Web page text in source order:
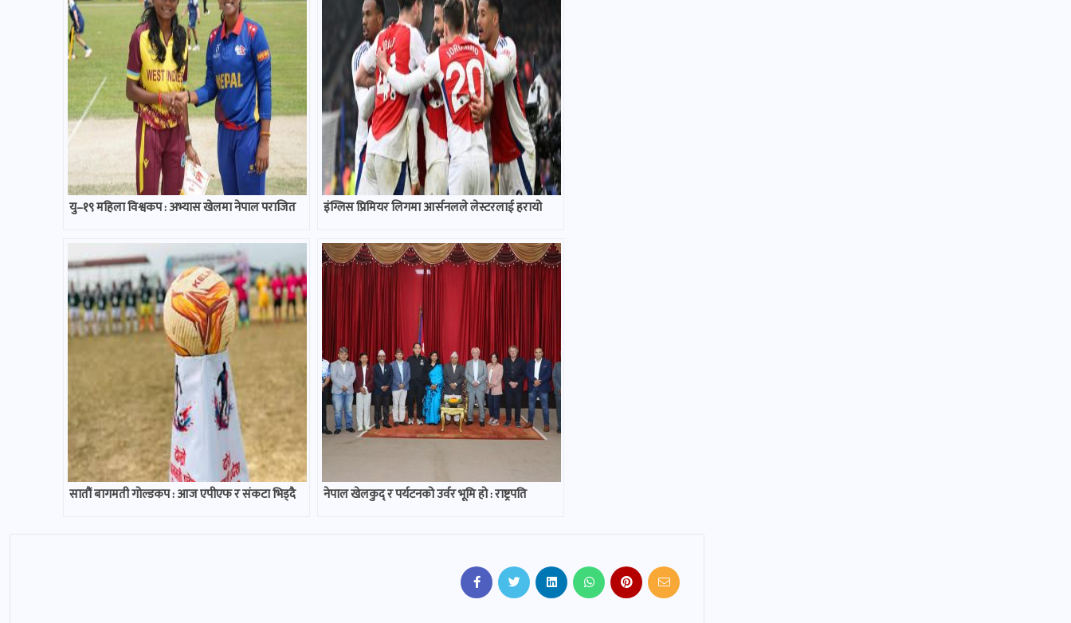
यु–१९ महिला विश्वकप : अभ्यास खेलमा नेपाल पराजित इंग्लिस प्रिमियर लिगमा आर्सनलले लेस्टरलाई हरायो
सातौं बागमती गोल्डकप : आज एपीएफ र संकटा भिड्दै नेपाल खेलकुद् र पर्यटनको उर्वर भूमि हो : राष्ट्रपति